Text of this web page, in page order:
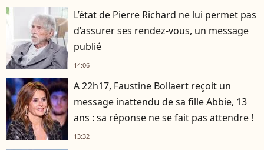
L’état de Pierre Richard ne lui permet pas
d’assurer ses rendez-vous, un message
publié
14:06
A 22h17, Faustine Bollaert reçoit un
message inattendu de sa fille Abbie, 13
ans : sa réponse ne se fait pas attendre !
13:32